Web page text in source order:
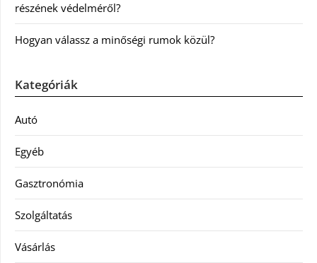
részének védelméről?
Hogyan válassz a minőségi rumok közül?
Kategóriák
Autó
Egyéb
Gasztronómia
Szolgáltatás
Vásárlás